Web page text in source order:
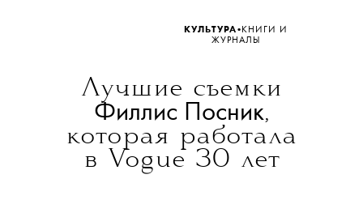
КУЛЬТУРА•КНИГИ И
ЖУРНАЛЫ
Лучшие съемки
Филлис Посник,
которая работала
в Vogue 30 лет